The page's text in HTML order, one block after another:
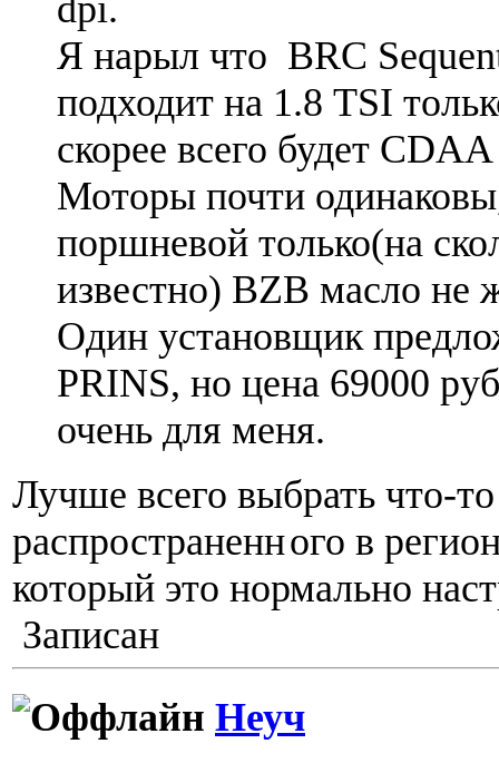
dpi.
Я нарыл что BRC
подходит на 1.8 TSI
скорее всего будет
Моторы почти
поршневой только(на
известно) BZB масло не
Один установщик
PRINS, но цена 69000
очень для меня.
Лучше всего выбрать что-
распространенного в
который это нормально
Записан
Неуч